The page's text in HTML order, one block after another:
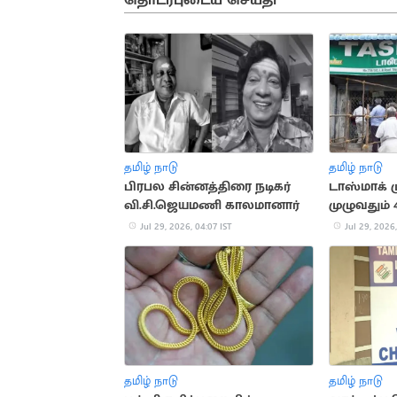
தமிழ் நாடு
பிரபல சின்னத்திரை நடிகர்
வி.சி.ஜெயமணி காலமானார்
Jul 29, 2026, 04:07 IST
தமிழ் நாடு
டாஸ்மாக்
அதிரடி
Jul 29,
தமிழ் நாடு தமிழ் நாடு